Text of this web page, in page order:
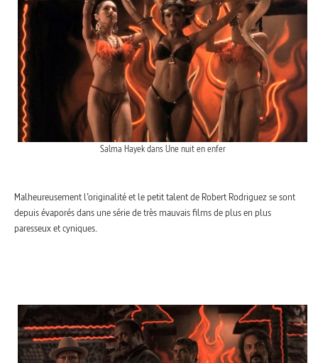
Salma Hayek dans Une nuit en enfer
Malheureusement l’originalité et le petit talent de Robert Rodriguez se sont
depuis évaporés dans une série de très mauvais films de plus en plus
paresseux et cyniques.